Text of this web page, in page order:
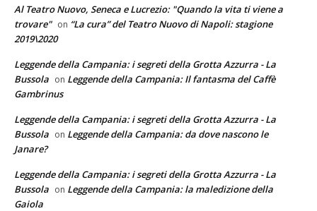
Al Teatro Nuovo, Seneca e Lucrezio: "Quando la vita ti viene a
trovare" on “La cura” del Teatro Nuovo di Napoli: stagione
2019\2020
Leggende della Campania: i segreti della Grotta Azzurra - La
Bussola on Leggende della Campania: Il fantasma del Caffè
Gambrinus
Leggende della Campania: i segreti della Grotta Azzurra - La
Bussola on Leggende della Campania: da dove nascono le
Janare?
Leggende della Campania: i segreti della Grotta Azzurra - La
Bussola on Leggende della Campania: la maledizione della
Gaiola